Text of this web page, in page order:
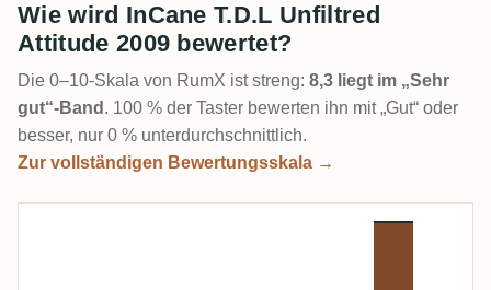
Wie wird InCane T.D.L Unfiltred
Attitude 2009 bewertet?
Die 0–10-Skala von RumX ist streng: 8,3 liegt im „Sehr
gut“-Band . 100 % der Taster bewerten ihn mit „Gut“ oder
besser, nur 0 % unterdurchschnittlich.
Zur vollständigen Bewertungsskala →